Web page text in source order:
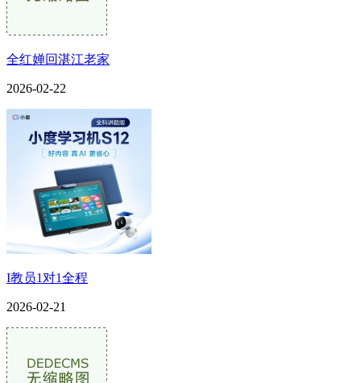
全红婵回湛江老家
2026-02-22
I教员1对1全程
2026-02-21